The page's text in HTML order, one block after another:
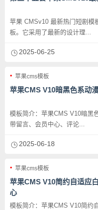
苹果 CMSv10 最新热门短剧模
板。它采用了最新的设计理...
2025-06-25
苹果cms模板
苹果CMS V10暗黑色系动
模板简介：苹果CMS V10暗黑
带留言、会员中心、评论...
2025-06-18
苹果cms模板
苹果CMS V10简约自适应
心
模板简介：苹果CMS V10简约